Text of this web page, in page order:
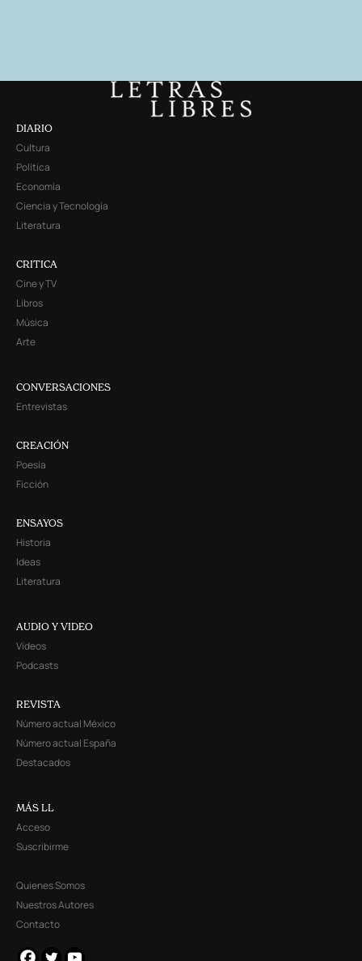
DIARIO
Cultura
Política
Economía
Ciencia y Tecnología
Literatura
CRITICA
Cine y TV
Libros
Música
Arte
CONVERSACIONES
Entrevistas
CREACIÓN
Poesía
Ficción
ENSAYOS
Historia
Ideas
Literatura
AUDIO Y VIDEO
Videos
Podcasts
REVISTA
Número actual México
Número actual España
Destacados
MÁS LL
Acceso
Suscribirme
Quienes Somos
Nuestros Autores
Contacto